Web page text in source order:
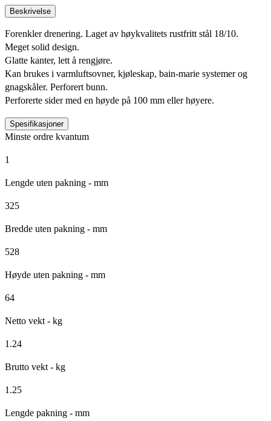
Beskrivelse
Forenkler drenering. Laget av høykvalitets rustfritt stål 18/10.
Meget solid design.
Glatte kanter, lett å rengjøre.
Kan brukes i varmluftsovner, kjøleskap, bain-marie systemer og
gnagskåler. Perforert bunn.
Perforerte sider med en høyde på 100 mm eller høyere.
Spesifikasjoner
Minste ordre kvantum
1
Lengde uten pakning - mm
325
Bredde uten pakning - mm
528
Høyde uten pakning - mm
64
Netto vekt - kg
1.24
Brutto vekt - kg
1.25
Lengde pakning - mm